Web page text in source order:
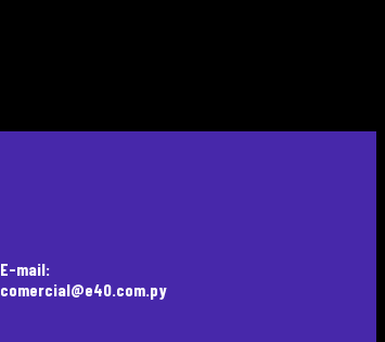
E-mail:
comercial@e40.com.py